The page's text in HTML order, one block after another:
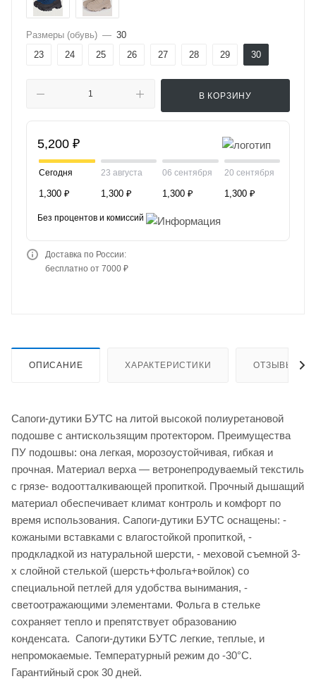
Размеры (обувь) — 30
23
24 25 26 27 28 29 30
В КОРЗИНУ
5,200 ₽
Сегодня
1,300 ₽
23 августа
1,300 ₽
06 сентября
1,300 ₽
20 сентября
1,300 ₽
Без процентов и комиссий
Доставка по России:
бесплатно от 7000 ₽
ОПИСАНИЕ ХАРАКТЕРИСТИКИ ОТЗЫВЫ
Сапоги-дутики БУТС на литой высокой полиуретановой
подошве с антискользящим протектором. Преимущества
ПУ подошвы: она легкая, морозоустойчивая, гибкая и
прочная. Материал верха — ветронепродуваемый текстиль
с грязе- водоотталкивающей пропиткой. Прочный дышащий
материал обеспечивает климат контроль и комфорт по
время использования. Сапоги-дутики БУТС оснащены: -
кожаными вставками с влагостойкой пропиткой, -
продкладкой из натуральной шерсти, - меховой съемной 3-
х слойной стелькой (шерсть+фольга+войлок) со
специальной петлей для удобства вынимания, -
светоотражающими элементами. Фольга в стельке
сохраняет тепло и препятствует образованию
конденсата. Сапоги-дутики БУТС легкие, теплые, и
непромокаемые. Температурный режим до -30°С.
Гарантийный срок 30 дней.